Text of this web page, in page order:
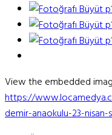
View the embedded
https://
demir-anaokulu-23-